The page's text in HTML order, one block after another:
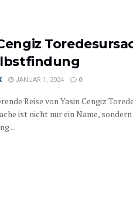
JANUAR 1, 2024 0
Reise von Yasin Cengiz
ist nicht nur ein Name, sondern
...